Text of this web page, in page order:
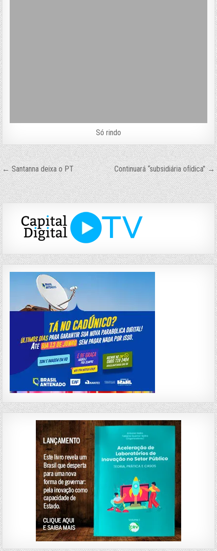
Só rindo
Navegação
de
Post
← Santanna deixa o PT Continuará “subsidiária ofídica” →